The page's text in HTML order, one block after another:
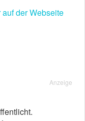
auf der Webseite
Anzeige